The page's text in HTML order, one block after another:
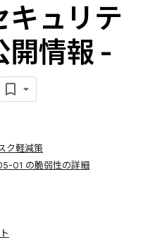
ュリテ
開情報 -
ク軽減策
01 の脆弱性の詳細